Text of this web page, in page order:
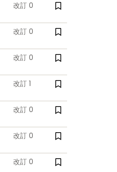
改訂 0
改訂 0
改訂 0
改訂 1
改訂 0
改訂 0
改訂 0